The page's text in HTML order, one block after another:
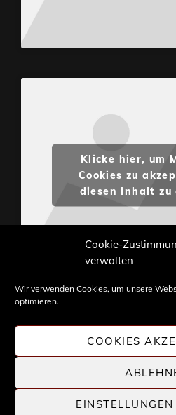
Cookie-
verwalten
Wir verwenden Cookies, um unsere
optimieren.
COOKIES
Klicke hier, um
Cookies zu
diesen Inhalt zu
Weiterverwendung nur mit
STONE PROG.
COPYRIGHT © 2026 | STONE